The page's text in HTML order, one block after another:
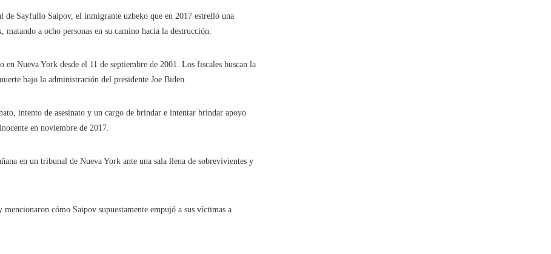
Sayfullo Saipov, el inmigrante uzbeko que en 2017 estrelló una
a ocho personas en su camino hacia la destrucción.
Nueva York desde el 11 de septiembre de 2001. Los fiscales buscan la
bajo la administración del presidente Joe Biden.
intento de asesinato y un cargo de brindar e intentar brindar apoyo
en noviembre de 2017.
en un tribunal de Nueva York ante una sala llena de sobrevivientes y
cómo Saipov supuestamente empujó a sus víctimas a